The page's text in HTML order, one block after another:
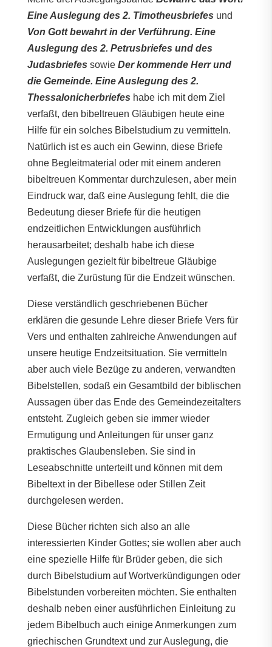
Eine Auslegung des 2. Timotheusbriefes und
Von Gott bewahrt in der Verführung. Eine
Auslegung des 2. Petrusbriefes und des
Judasbriefes sowie Der kommende Herr und
die Gemeinde. Eine Auslegung des 2.
Thessalonicherbriefes habe ich mit dem Ziel
verfaßt, den bibeltreuen Gläubigen heute eine
Hilfe für ein solches Bibelstudium zu vermitteln.
Natürlich ist es auch ein Gewinn, diese Briefe
ohne Begleitmaterial oder mit einem anderen
bibeltreuen Kommentar durchzulesen, aber mein
Eindruck war, daß eine Auslegung fehlt, die die
Bedeutung dieser Briefe für die heutigen
endzeitlichen Entwicklungen ausführlich
herausarbeitet; deshalb habe ich diese
Auslegungen gezielt für bibeltreue Gläubige
verfaßt, die Zurüstung für die Endzeit wünschen.
Diese verständlich geschriebenen Bücher
erklären die gesunde Lehre dieser Briefe Vers für
Vers und enthalten zahlreiche Anwendungen auf
unsere heutige Endzeitsituation. Sie vermitteln
aber auch viele Bezüge zu anderen, verwandten
Bibelstellen, sodaß ein Gesamtbild der biblischen
Aussagen über das Ende des Gemeindezeitalters
entsteht. Zugleich geben sie immer wieder
Ermutigung und Anleitungen für unser ganz
praktisches Glaubensleben. Sie sind in
Leseabschnitte unterteilt und können mit dem
Bibeltext in der Bibellese oder Stillen Zeit
durchgelesen werden.
Diese Bücher richten sich also an alle
interessierten Kinder Gottes; sie wollen aber auch
eine spezielle Hilfe für Brüder geben, die sich
durch Bibelstudium auf Wortverkündigungen oder
Bibelstunden vorbereiten möchten. Sie enthalten
deshalb neben einer ausführlichen Einleitung zu
jedem Bibelbuch auch einige Anmerkungen zum
griechischen Grundtext und zur Auslegung, die